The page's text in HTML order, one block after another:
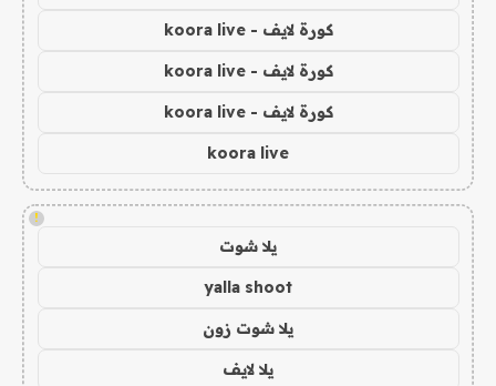
كورة لايف - koora live
كورة لايف - koora live
كورة لايف - koora live
koora live
!
يلا شوت
yalla shoot
يلا شوت زون
يلا لايف